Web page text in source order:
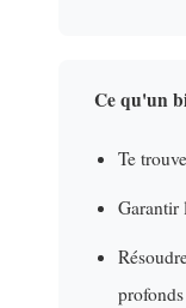
Ce qu'un
Te
Garantir
profonds